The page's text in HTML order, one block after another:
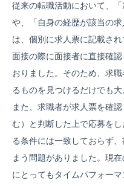
従来の転職活動において、「
や、「自身の経歴が該当の
は、個別に求人票に記載さ
面接の際に面接者に直接確
おりました。そのため、求
るものを見つけるだけでも
また、求職者が求人票を確
む）と判断した上で応募を
る条件には一致しておらず
まう問題がありました。現
にとってもタイムパフォー